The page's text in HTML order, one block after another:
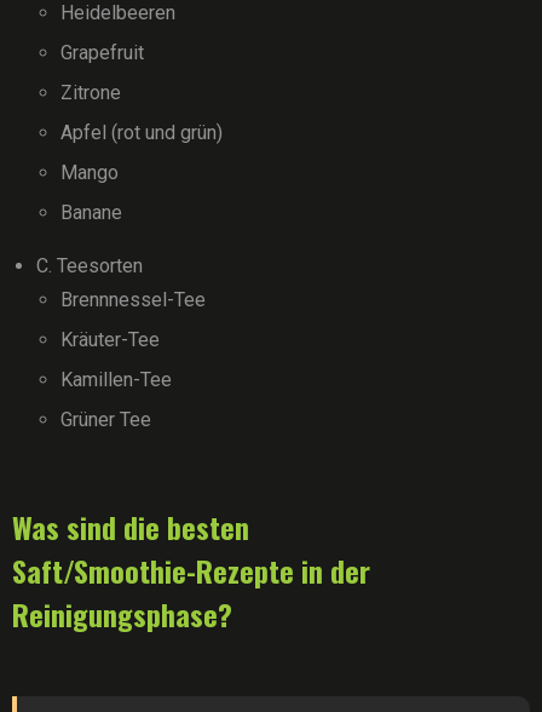
Heidelbeeren
Grapefruit
Zitrone
Apfel (rot und grün)
Mango
Banane
C. Teesorten
Brennnessel-Tee
Kräuter-Tee
Kamillen-Tee
Grüner Tee
Was sind die besten
Saft/Smoothie-Rezepte in der
Reinigungsphase?